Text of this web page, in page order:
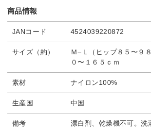
商品情報
JANコード 4524039220872
サイズ（約）
Ｍ−Ｌ（ヒップ８５〜９
０〜１６５ｃｍ
素材 ナイロン100%
生産国 中国
備考
漂白剤、乾燥機不可。洗